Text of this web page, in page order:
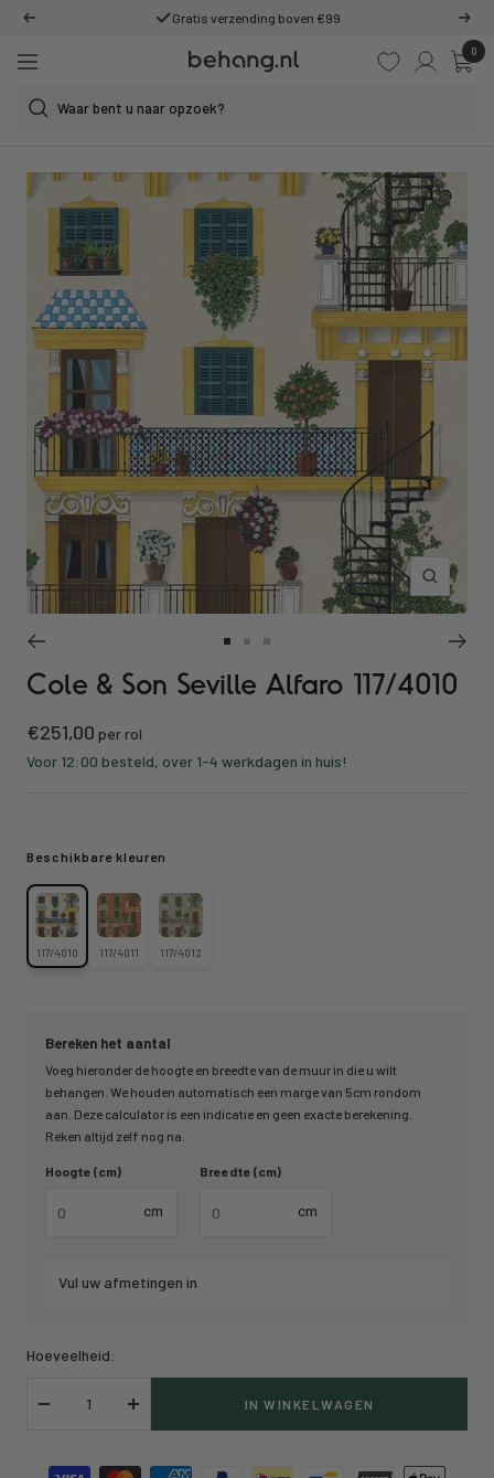
naar
content
Vorige Gratis verzending boven €99
0
Behang.nl
Navigatie
Inzoomen
naarnaarnaar
Cole & Son Seville Alfaro 117/4010
Kortings
prijs
€251,00 per rol
Voor 12:00 besteld, over 1-4 werkdagen in huis!
Bereken het aantal
Voeg hieronder de hoogte en breedte van de muur in die u wilt
behangen. We houden automatisch een marge van 5cm rondom
aan. Deze calculator is een indicatie en geen exacte berekening.
Reken altijd zelf nog na.
Hoogte (cm)
cm
Breedte (cm)
cm
Vul uw afmetingen in
Beschikbare kleuren
117/4010 117/4011 117/4012
Hoeveelheid:
Verlaag
Verhoog
IN WINKELWAGEN